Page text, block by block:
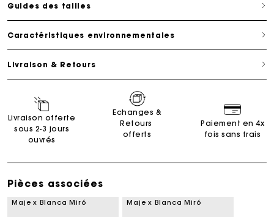
Guides des tailles
Caractéristiques environnementales
Livraison & Retours
Livraison offerte
sous 2-3 jours
ouvrés
Echanges &
Retours
offerts
Paiement en 4x
fois sans frais
Pièces associées
Maje x Blanca Miró Maje x Blanca Miró